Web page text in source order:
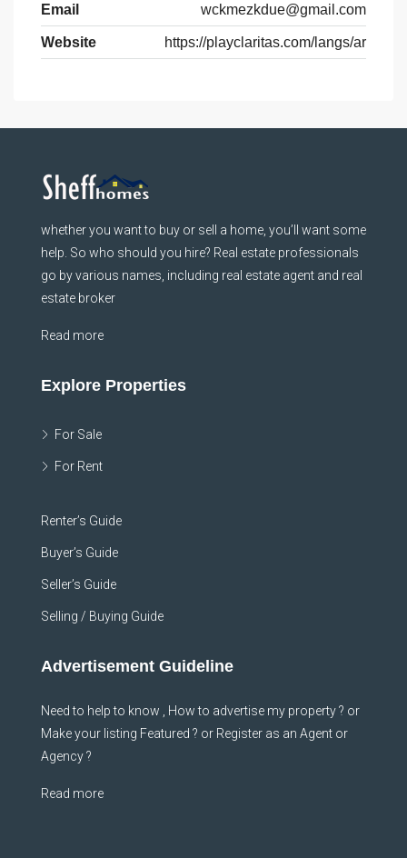
Email wckmezkdue@gmail.com
Website https://playclaritas.com/langs/ar
whether you want to buy or sell a home, you’ll want some
help. So who should you hire? Real estate professionals
go by various names, including real estate agent and real
estate broker
Read more
Explore Properties
For Sale
For Rent
Renter’s Guide
Buyer’s Guide
Seller’s Guide
Selling / Buying Guide
Advertisement Guideline
Need to help to know , How to advertise my property ? or
Make your listing Featured ? or Register as an Agent or
Agency ?
Read more